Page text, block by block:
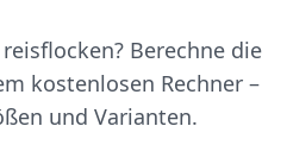
reisflocken? Berechne die
kostenlosen Rechner –
und Varianten.